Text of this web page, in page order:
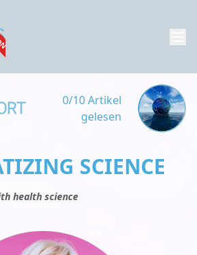
0/10 Artikel
gelesen
SCIENCE
health science